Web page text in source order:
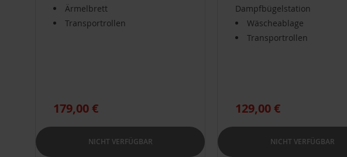
Ärmelbrett
Transportrollen
179,00 €
NICHT VERFÜGBAR
Dampfbügelstation
Wäscheablage
Transportrollen
129,00 €
NICHT VERFÜGBAR